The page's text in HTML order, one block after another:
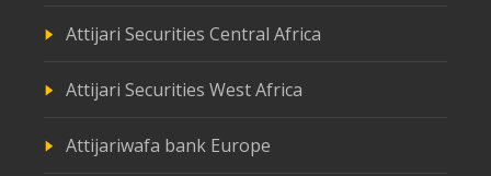
Attijari Securities Central Africa
Attijari Securities West Africa
Attijariwafa bank Europe